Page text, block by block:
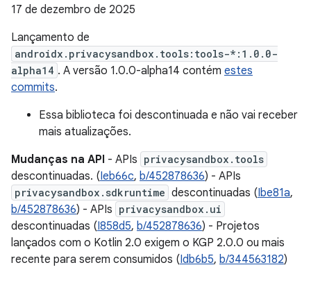
17 de dezembro de 2025
Lançamento de
androidx.privacysandbox.tools:tools-*:1.0.0-
alpha14 . A versão 1.0.0-alpha14 contém estes
commits.
Essa biblioteca foi descontinuada e não vai receber
mais atualizações.
Mudanças na API - APIs privacysandbox.tools
descontinuadas. (Ieb66c, b/452878636) - APIs
privacysandbox.sdkruntime descontinuadas (Ibe81a,
b/452878636) - APIs privacysandbox.ui
descontinuadas (I858d5, b/452878636) - Projetos
lançados com o Kotlin 2.0 exigem o KGP 2.0.0 ou mais
recente para serem consumidos (Idb6b5, b/344563182)